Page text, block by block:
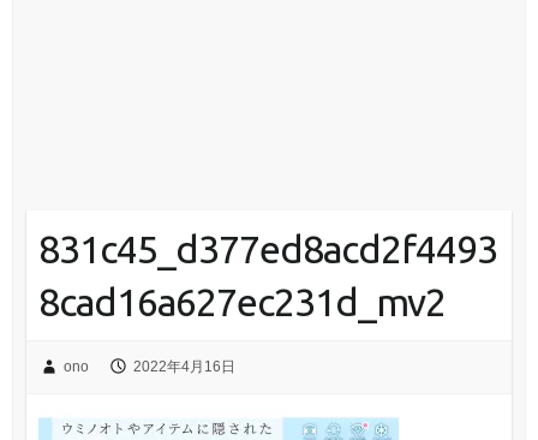
831c45_d377ed8acd2f4493
8cad16a627ec231d_mv2
ono 2022年4月16日